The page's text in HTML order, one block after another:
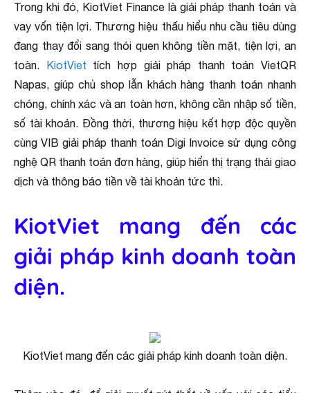
Trong khi đó, KiotViet Finance là giải pháp thanh toán và
vay vốn tiện lợi. Thương hiệu thấu hiểu nhu cầu tiêu dùng
đang thay đổi sang thói quen không tiền mặt, tiện lợi, an
toàn. KiotViet tích hợp giải pháp thanh toán VietQR
Napas, giúp chủ shop lẫn khách hàng thanh toán nhanh
chóng, chính xác và an toàn hơn, không cần nhập số tiền,
số tài khoản. Đồng thời, thương hiệu kết hợp độc quyền
cùng VIB giải pháp thanh toán Digi Invoice sử dụng công
nghệ QR thanh toán đơn hàng, giúp hiển thị trạng thái giao
dịch và thông báo tiền về tài khoản tức thì.
KiotViet mang đến các
giải pháp kinh doanh toàn
diện.
KiotViet mang đến các giải pháp kinh doanh toàn diện.